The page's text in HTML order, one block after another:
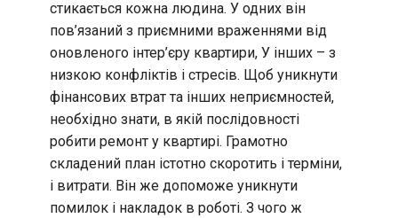
стикається кожна людина. У одних він
пов’язаний з приємними враженнями від
оновленого інтер’єру квартири, У інших – з
низкою конфліктів і стресів. Щоб уникнути
фінансових втрат та інших неприємностей,
необхідно знати, в якій послідовності
робити ремонт у квартирі. Грамотно
складений план істотно скоротить і терміни,
і витрати. Він же допоможе уникнути
помилок і накладок в роботі. З чого ж